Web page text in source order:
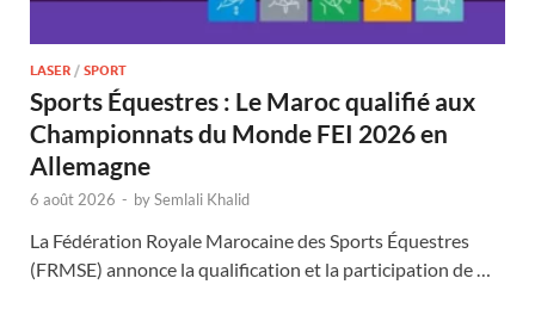
LASER / SPORT
Sports Équestres : Le Maroc qualifié aux
Championnats du Monde FEI 2026 en
Allemagne
6 août 2026 - bySemlali Khalid
La Fédération Royale Marocaine des Sports Équestres
(FRMSE) annonce la qualification et la participation de …